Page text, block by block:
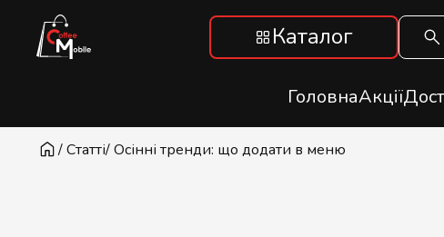
Каталог
ГоловнаАкції
/ Статті/ Осінні тренди: що додати в меню